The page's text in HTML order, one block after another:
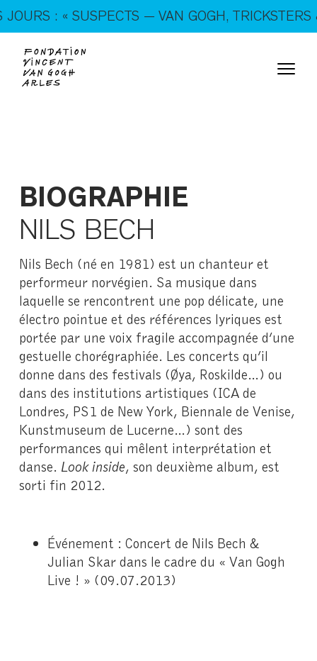
En ce moment, tous les jours : « SUSPECTS — VAN
GOGH, TRICKSTERS & CO. »
: « SUSPECTS — VAN GOGH, TRICKSTERS &
BIOGRAPHIE
NILS BECH
Nils Bech (né en 1981) est un chanteur et
performeur norvégien. Sa musique dans
laquelle se rencontrent une pop délicate, une
électro pointue et des références lyriques est
portée par une voix fragile accompagnée d’une
gestuelle chorégraphiée. Les concerts qu’il
donne dans des festivals (Øya, Roskilde…) ou
dans des institutions artistiques (ICA de
Londres, PS1 de New York, Biennale de Venise,
Kunstmuseum de Lucerne…) sont des
performances qui mêlent interprétation et
danse. Look inside, son deuxième album, est
sorti fin 2012.
Événement : Concert de Nils Bech &
Julian Skar dans le cadre du « Van Gogh
Live ! » (09.07.2013)